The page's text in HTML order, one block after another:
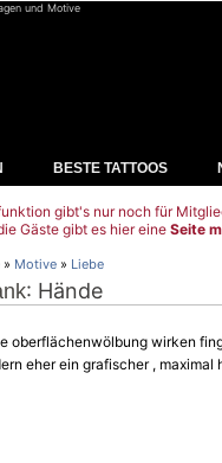
und Motive
BESTE TATTOOS
gibt's nur noch für
Gäste gibt es hier eine Seite
» Motive » Liebe
: Hände
oberflächenwölbung wirken
eher ein grafischer , maximal